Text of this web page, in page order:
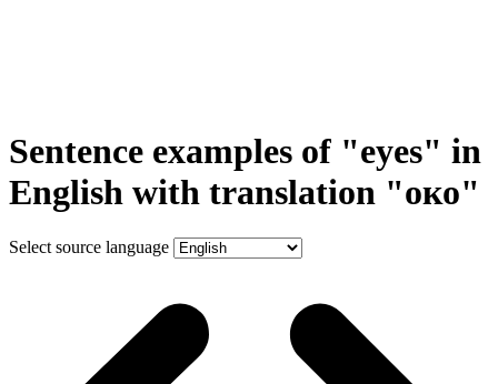
Sentence examples of "eyes" in
English with translation "око"
Select source language